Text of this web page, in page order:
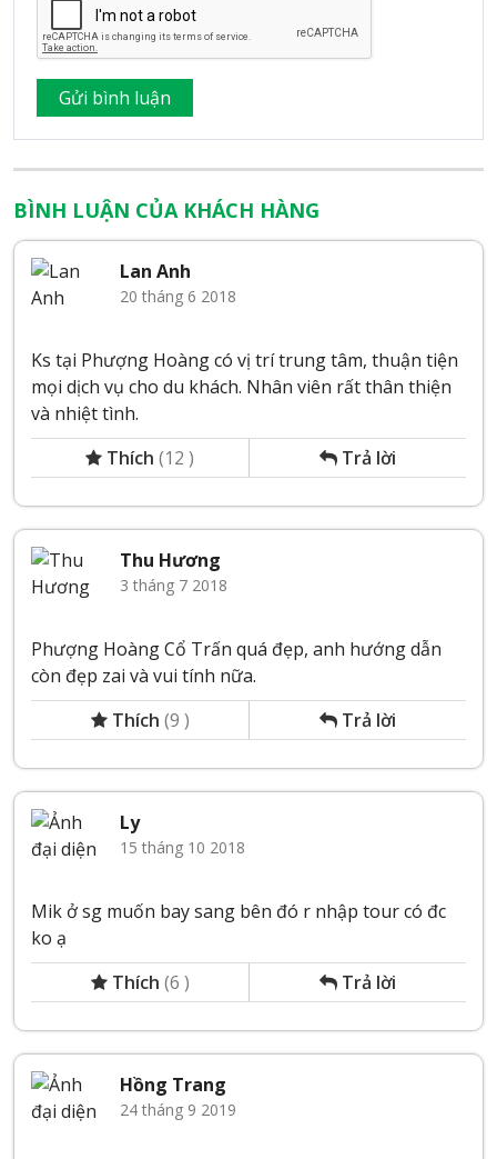
BÌNH LUẬN CỦA KHÁCH HÀNG
Lan Anh
20 tháng 6 2018
Ks tại Phượng Hoàng có vị trí trung tâm, thuận tiện
mọi dịch vụ cho du khách. Nhân viên rất thân thiện
và nhiệt tình.
Thích (12 ) Trả lời
Thu Hương
3 tháng 7 2018
Phượng Hoàng Cổ Trấn quá đẹp, anh hướng dẫn
còn đẹp zai và vui tính nữa.
Thích (9 ) Trả lời
Ly
15 tháng 10 2018
Mik ở sg muốn bay sang bên đó r nhập tour có đc
ko ạ
Thích (6 ) Trả lời
Hồng Trang
24 tháng 9 2019